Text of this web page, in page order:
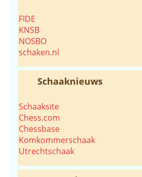
FIDE
KNSB
NOSBO
schaken.nl
Schaaknieuws
Schaaksite
Chess.com
Chessbase
Komkommerschaak
Utrechtschaak